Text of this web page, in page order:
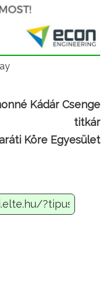
Kádár Csenge
titkár
Köre Egyesület